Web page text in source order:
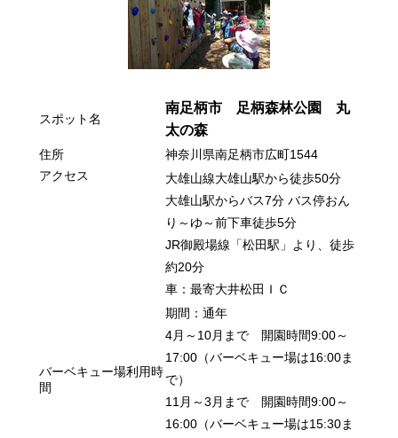
お買い物
スポット名
南足柄市足柄森林公園 丸
太の森
住所
神奈川県南足柄市広町1544
アクセス
大雄山線大雄山駅から徒歩50分
大雄山駅からバス7分 バス停おん
り～ゆ～前下車徒歩5分
JR御殿場線「松田駅」より、徒歩
約20分
車：最寄大井松田ＩＣ
バーベキュー場利用時
間
期間：通年
4月～10月まで 開園時間9:00～
17:00（バーベキュー場は16:00ま
で）
11月～3月まで 開園時間9:00～
16:00（バーベキュー場は15:30ま